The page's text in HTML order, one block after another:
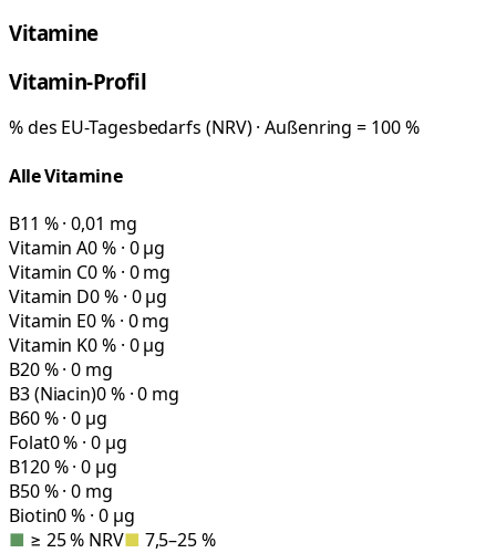
Vitamine
Vitamin-Profil
% des EU-Tagesbedarfs (NRV) · Außenring = 100 %
Alle Vitamine
B11 % · 0,01 mg
Vitamin A0 % · 0 µg
Vitamin C0 % · 0 mg
Vitamin D0 % · 0 µg
Vitamin E0 % · 0 mg
Vitamin K0 % · 0 µg
B20 % · 0 mg
B3 (Niacin)0 % · 0 mg
B60 % · 0 µg
Folat0 % · 0 µg
B120 % · 0 µg
B50 % · 0 mg
Biotin0 % · 0 µg
■ ≥ 25 % NRV■ 7,5–25 %